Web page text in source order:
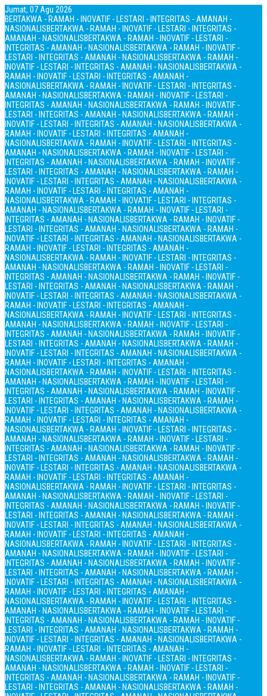
Jumat, 07 Agu 2026
BERTAKWA - RAMAH - INOVATIF - LESTARI - INTEGRITAS - AMANAH -
NASIONALISBERTAKWA - RAMAH - INOVATIF - LESTARI - INTEGRITAS -
AMANAH - NASIONALISBERTAKWA - RAMAH - INOVATIF - LESTARI -
INTEGRITAS - AMANAH - NASIONALISBERTAKWA - RAMAH - INOVATIF -
LESTARI - INTEGRITAS - AMANAH - NASIONALISBERTAKWA - RAMAH -
INOVATIF - LESTARI - INTEGRITAS - AMANAH - NASIONALISBERTAKWA -
RAMAH - INOVATIF - LESTARI - INTEGRITAS - AMANAH -
NASIONALISBERTAKWA - RAMAH - INOVATIF - LESTARI - INTEGRITAS -
AMANAH - NASIONALISBERTAKWA - RAMAH - INOVATIF - LESTARI -
INTEGRITAS - AMANAH - NASIONALISBERTAKWA - RAMAH - INOVATIF -
LESTARI - INTEGRITAS - AMANAH - NASIONALISBERTAKWA - RAMAH -
INOVATIF - LESTARI - INTEGRITAS - AMANAH - NASIONALISBERTAKWA -
RAMAH - INOVATIF - LESTARI - INTEGRITAS - AMANAH -
NASIONALISBERTAKWA - RAMAH - INOVATIF - LESTARI - INTEGRITAS -
AMANAH - NASIONALISBERTAKWA - RAMAH - INOVATIF - LESTARI -
INTEGRITAS - AMANAH - NASIONALISBERTAKWA - RAMAH - INOVATIF -
LESTARI - INTEGRITAS - AMANAH - NASIONALISBERTAKWA - RAMAH -
INOVATIF - LESTARI - INTEGRITAS - AMANAH - NASIONALISBERTAKWA -
RAMAH - INOVATIF - LESTARI - INTEGRITAS - AMANAH -
NASIONALISBERTAKWA - RAMAH - INOVATIF - LESTARI - INTEGRITAS -
AMANAH - NASIONALISBERTAKWA - RAMAH - INOVATIF - LESTARI -
INTEGRITAS - AMANAH - NASIONALISBERTAKWA - RAMAH - INOVATIF -
LESTARI - INTEGRITAS - AMANAH - NASIONALISBERTAKWA - RAMAH -
INOVATIF - LESTARI - INTEGRITAS - AMANAH - NASIONALISBERTAKWA -
RAMAH - INOVATIF - LESTARI - INTEGRITAS - AMANAH -
NASIONALISBERTAKWA - RAMAH - INOVATIF - LESTARI - INTEGRITAS -
AMANAH - NASIONALISBERTAKWA - RAMAH - INOVATIF - LESTARI -
INTEGRITAS - AMANAH - NASIONALISBERTAKWA - RAMAH - INOVATIF -
LESTARI - INTEGRITAS - AMANAH - NASIONALISBERTAKWA - RAMAH -
INOVATIF - LESTARI - INTEGRITAS - AMANAH - NASIONALISBERTAKWA -
RAMAH - INOVATIF - LESTARI - INTEGRITAS - AMANAH -
NASIONALISBERTAKWA - RAMAH - INOVATIF - LESTARI - INTEGRITAS -
AMANAH - NASIONALISBERTAKWA - RAMAH - INOVATIF - LESTARI -
INTEGRITAS - AMANAH - NASIONALISBERTAKWA - RAMAH - INOVATIF -
LESTARI - INTEGRITAS - AMANAH - NASIONALISBERTAKWA - RAMAH -
INOVATIF - LESTARI - INTEGRITAS - AMANAH - NASIONALISBERTAKWA -
RAMAH - INOVATIF - LESTARI - INTEGRITAS - AMANAH -
NASIONALISBERTAKWA - RAMAH - INOVATIF - LESTARI - INTEGRITAS -
AMANAH - NASIONALISBERTAKWA - RAMAH - INOVATIF - LESTARI -
INTEGRITAS - AMANAH - NASIONALISBERTAKWA - RAMAH - INOVATIF -
LESTARI - INTEGRITAS - AMANAH - NASIONALISBERTAKWA - RAMAH -
INOVATIF - LESTARI - INTEGRITAS - AMANAH - NASIONALISBERTAKWA -
RAMAH - INOVATIF - LESTARI - INTEGRITAS - AMANAH -
NASIONALISBERTAKWA - RAMAH - INOVATIF - LESTARI - INTEGRITAS -
AMANAH - NASIONALISBERTAKWA - RAMAH - INOVATIF - LESTARI -
INTEGRITAS - AMANAH - NASIONALISBERTAKWA - RAMAH - INOVATIF -
LESTARI - INTEGRITAS - AMANAH - NASIONALISBERTAKWA - RAMAH -
INOVATIF - LESTARI - INTEGRITAS - AMANAH - NASIONALISBERTAKWA -
RAMAH - INOVATIF - LESTARI - INTEGRITAS - AMANAH -
NASIONALISBERTAKWA - RAMAH - INOVATIF - LESTARI - INTEGRITAS -
AMANAH - NASIONALISBERTAKWA - RAMAH - INOVATIF - LESTARI -
INTEGRITAS - AMANAH - NASIONALISBERTAKWA - RAMAH - INOVATIF -
LESTARI - INTEGRITAS - AMANAH - NASIONALISBERTAKWA - RAMAH -
INOVATIF - LESTARI - INTEGRITAS - AMANAH - NASIONALISBERTAKWA -
RAMAH - INOVATIF - LESTARI - INTEGRITAS - AMANAH -
NASIONALISBERTAKWA - RAMAH - INOVATIF - LESTARI - INTEGRITAS -
AMANAH - NASIONALISBERTAKWA - RAMAH - INOVATIF - LESTARI -
INTEGRITAS - AMANAH - NASIONALISBERTAKWA - RAMAH - INOVATIF -
LESTARI - INTEGRITAS - AMANAH - NASIONALISBERTAKWA - RAMAH -
INOVATIF - LESTARI - INTEGRITAS - AMANAH - NASIONALISBERTAKWA -
RAMAH - INOVATIF - LESTARI - INTEGRITAS - AMANAH -
NASIONALISBERTAKWA - RAMAH - INOVATIF - LESTARI - INTEGRITAS -
AMANAH - NASIONALISBERTAKWA - RAMAH - INOVATIF - LESTARI -
INTEGRITAS - AMANAH - NASIONALISBERTAKWA - RAMAH - INOVATIF -
LESTARI - INTEGRITAS - AMANAH - NASIONALISBERTAKWA - RAMAH -
INOVATIF - LESTARI - INTEGRITAS - AMANAH - NASIONALISBERTAKWA -
RAMAH - INOVATIF - LESTARI - INTEGRITAS - AMANAH -
NASIONALISBERTAKWA - RAMAH - INOVATIF - LESTARI - INTEGRITAS -
AMANAH - NASIONALISBERTAKWA - RAMAH - INOVATIF - LESTARI -
INTEGRITAS - AMANAH - NASIONALISBERTAKWA - RAMAH - INOVATIF -
LESTARI - INTEGRITAS - AMANAH - NASIONALISBERTAKWA - RAMAH -